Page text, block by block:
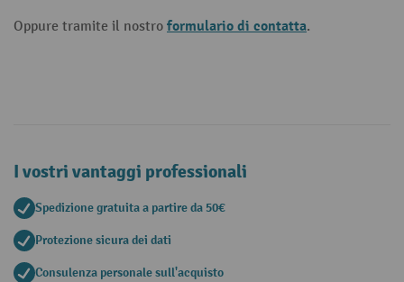
Oppure tramite il nostro formulario di contatta.
I vostri vantaggi professionali
Spedizione gratuita a partire da 50€
Protezione sicura dei dati
Consulenza personale sull'acquisto